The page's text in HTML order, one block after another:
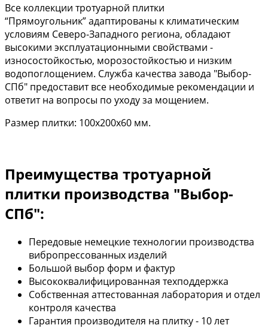
Все коллекции тротуарной плитки
“Прямоугольник” адаптированы к климатическим
условиям Северо-Западного региона, обладают
высокими эксплуатационными свойствами -
износостойкостью, морозостойкостью и низким
водопоглощением. Служба качества завода "Выбор-
СПб" предоставит все необходимые рекомендации и
ответит на вопросы по уходу за мощением.
Размер плитки: 100х200х60 мм.
Преимущества тротуарной
плитки производства "Выбор-
СПб":
Передовые немецкие технологии производства
вибропрессованных изделий
Большой выбор форм и фактур
Высококвалифицированная техподдержка
Собственная аттестованная лаборатория и отдел
контроля качества
Гарантия производителя на плитку - 10 лет